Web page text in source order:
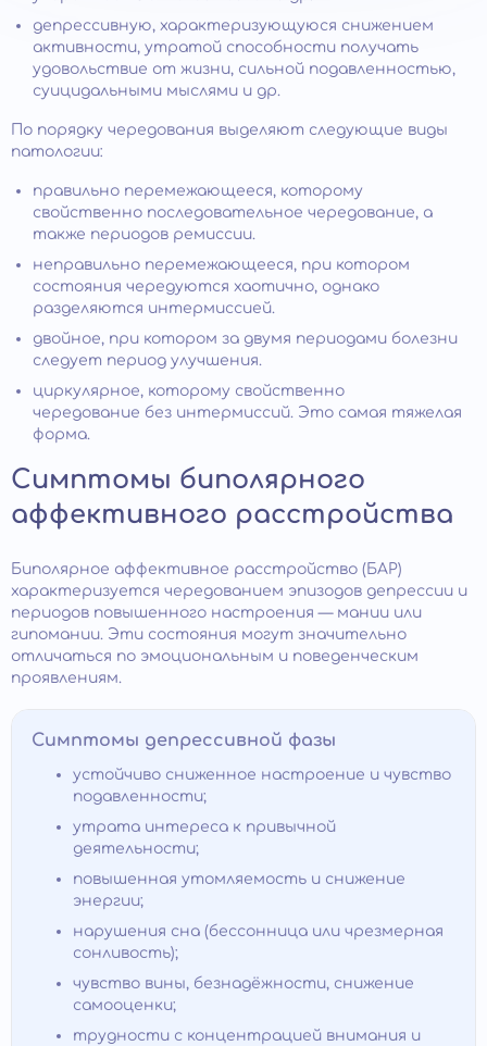
депрессивную, характеризующуюся снижением
активности, утратой способности получать
удовольствие от жизни, сильной подавленностью,
суицидальными мыслями и др.
По порядку чередования выделяют следующие виды
патологии:
правильно перемежающееся, которому
свойственно последовательное чередование, а
также периодов ремиссии.
неправильно перемежающееся, при котором
состояния чередуются хаотично, однако
разделяются интермиссией.
двойное, при котором за двумя периодами болезни
следует период улучшения.
циркулярное, которому свойственно
чередование без интермиссий. Это самая тяжелая
форма.
Симптомы биполярного
аффективного расстройства
Биполярное аффективное расстройство (БАР)
характеризуется чередованием эпизодов депрессии и
периодов повышенного настроения — мании или
гипомании. Эти состояния могут значительно
отличаться по эмоциональным и поведенческим
проявлениям.
Симптомы депрессивной фазы
устойчиво сниженное настроение и чувство
подавленности;
утрата интереса к привычной
деятельности;
повышенная утомляемость и снижение
энергии;
нарушения сна (бессонница или чрезмерная
сонливость);
чувство вины, безнадёжности, снижение
самооценки;
трудности с концентрацией внимания и